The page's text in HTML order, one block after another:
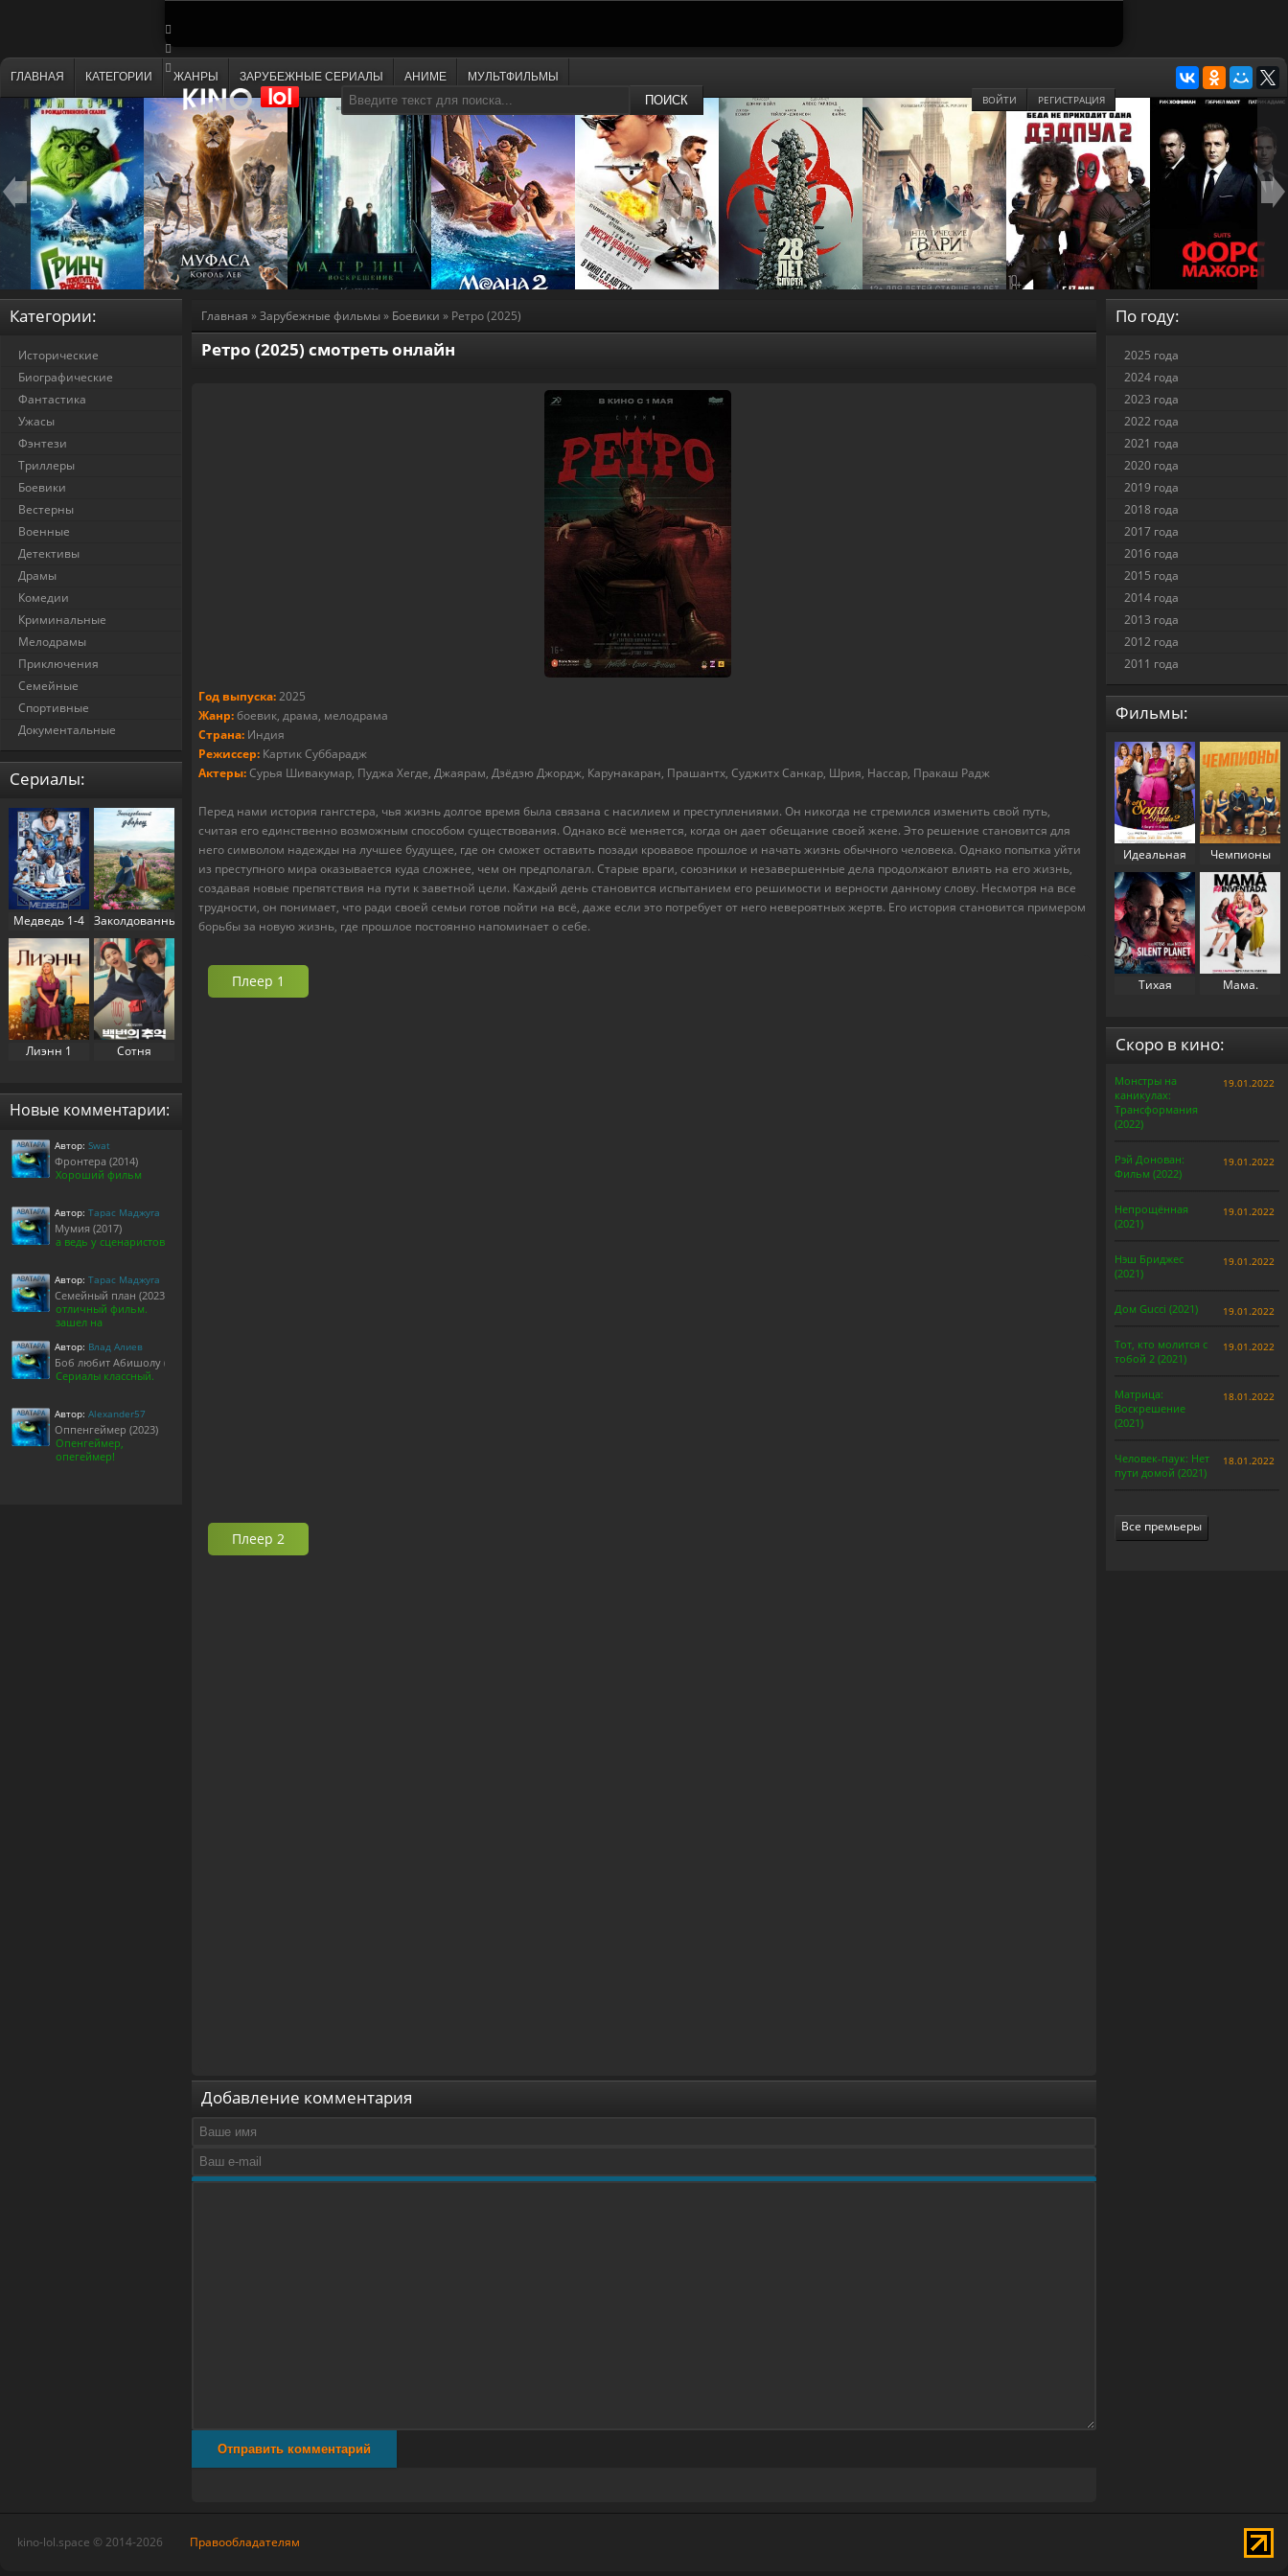
ПОИСК ВОЙТИ РЕГИСТРАЦИЯ
ГЛАВНАЯ КАТЕГОРИИ ЖАНРЫ ЗАРУБЕЖНЫЕ СЕРИАЛЫ АНИМЕ МУЛЬТФИЛЬМЫ
Главная »Зарубежные фильмы» Боевики » Ретро (2025)
Ретро (2025) смотреть онлайн
Год выпуска:2025
Жанр:боевик, драма, мелодрама
Страна: Индия
Режиссер: Картик Суббарадж
Актеры:Сурья Шивакумар, Пуджа Хегде, Джаярам, Дзёдзю Джордж, Карунакаран, Прашантх, Суджитх Санкар, Шрия, Нассар, Пракаш Радж
Перед нами история гангстера, чья жизнь долгое время была связана с насилием и преступлениями. Он никогда не стремился изменить свой путь,
считая его единственно возможным способом существования. Однако всё меняется, когда он дает обещание своей жене. Это решение становится для
него символом надежды на лучшее будущее, где он сможет оставить позади кровавое прошлое и начать жизнь обычного человека. Однако попытка уйти
из преступного мира оказывается куда сложнее, чем он предполагал. Старые враги, союзники и незавершенные дела продолжают влиять на его жизнь,
создавая новые препятствия на пути к заветной цели. Каждый день становится испытанием его решимости и верности данному слову. Несмотря на все
трудности, он понимает, что ради своей семьи готов пойти на всё, даже если это потребует от него невероятных жертв. Его история становится примером
борьбы за новую жизнь, где прошлое постоянно напоминает о себе.
Плеер 1
Плеер 2
Добавление комментария
Отправить комментарий
Категории:
Исторические
Биографические
Фантастика
Ужасы
Фэнтези
Триллеры
Боевики
Вестерны
Военные
Детективы
Драмы
Комедии
Криминальные
Мелодрамы
Приключения
Семейные
Спортивные
Документальные
Cериалы:
Медведь 1-4
сезон (2022-
2025)
Заколдованный
дворец 1
сезон (2025)
Лиэнн 1
Сотня
номера 100 1
Новые комментарии:
Автор: Swat
Фронтера (2014)
Хороший фильм
Автор: Тарас Маджуга
Мумия (2017)
а ведь у сценаристов
Автор: Тарас Маджуга
Семейный план (2023)
отличный фильм.
зашел на
Автор: Влад Алиев
Боб любит Абишолу (1-5 сезон)
Сериалы классный.
Автор: Alexander57
Оппенгеймер (2023)
Опенгеймер,
опегеймер!
По году:
2025 года
2024 года
2023 года
2022 года
2021 года
2020 года
2019 года
2018 года
2017 года
2016 года
2015 года
2014 года
2013 года
2012 года
2011 года
Фильмы:
Идеальная
свекровь 2
(2025)
Чемпионы
(2023)
Тихая
Мама.
Скоро в кино:
Монстры на
каникулах:
Трансформания
(2022)
19.01.2022
Рэй Донован:
Фильм (2022)
19.01.2022
Непрощённая
(2021)
19.01.2022
Нэш Бриджес
(2021)
19.01.2022
Дом Gucci (2021) 19.01.2022
Тот, кто молится с
тобой 2 (2021)
19.01.2022
Матрица:
Воскрешение
(2021)
18.01.2022
Человек-паук: Нет
пути домой (2021)
18.01.2022
Все премьеры
kino-lol.space © 2014-2026 Правообладателям